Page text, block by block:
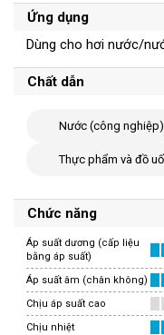
Ứng dụng
Dùng cho hơi nước/
Chất dẫn
Nước (công nghiệp)
Thực phẩm và đồ
Chức năng
Áp suất dương (cấp liệu
bằng áp suất)
Áp suất âm (chân không)
Chịu áp suất cao
Chịu nhiệt